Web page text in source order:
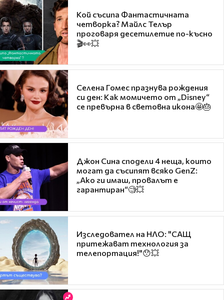
Кой съсипа Фантастичната
четворка? Майлс Телър
проговаря десетилетие по-късно
🎬👀💥
Селена Гомес празнува рождения
си ден: Как момичето от „Disney“
се превърна в световна икона🤩🎂
Джон Сина сподели 4 неща, които
могат да съсипят всяко GenZ:
„Ако ги имаш, провалът е
гарантиран“🧐💥
Изследовател на НЛО: "САЩ
притежават технология за
телепортация!"😯💥